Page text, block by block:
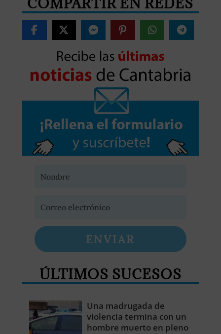
COMPARTIR EN REDES
ENVIAR
ÚLTIMOS SUCESOS
Una madrugada de
violencia termina con un
hombre muerto en pleno